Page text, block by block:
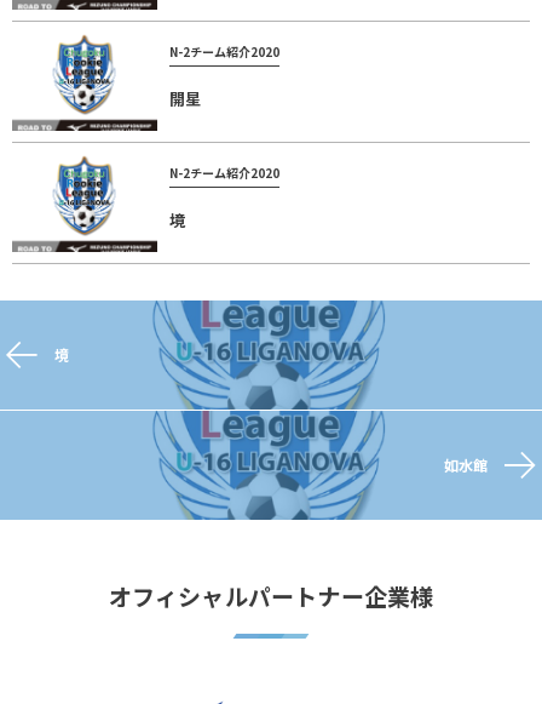
N-2チーム紹介2020
開星
N-2チーム紹介2020
境
境
如水館
オフィシャルパートナー企業様